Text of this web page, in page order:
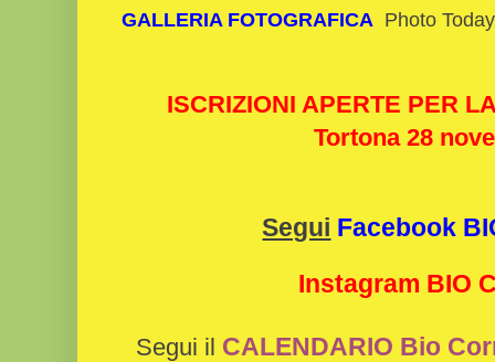
GALLERIA FOTOGRAFICA Photo Today
ISCRIZIONI APERTE PER
Tortona 28
Segui Facebook
Instagram BIO
Segui il CALENDARIO Bio